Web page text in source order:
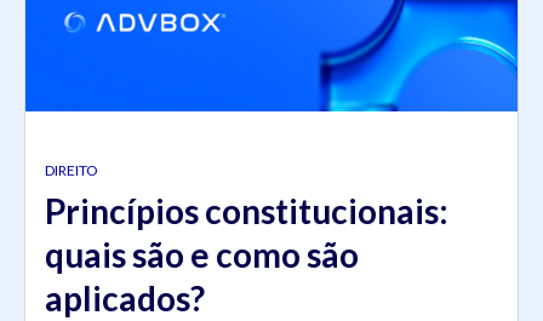
DIREITO
Princípios constitucionais:
quais são e como são
aplicados?